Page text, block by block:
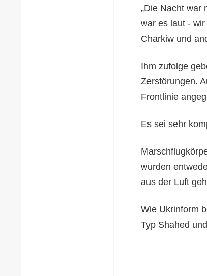
„Die Nacht war
war es laut -
Charkiw und
Ihm zufolge
Zerstörungen.
Frontlinie
Es sei sehr
wurden
aus der Luft
Wie Ukrinform
Typ Shahed